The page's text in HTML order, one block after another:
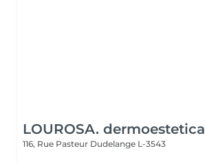
LOUROSA. dermoestetica
116, Rue Pasteur Dudelange L-3543